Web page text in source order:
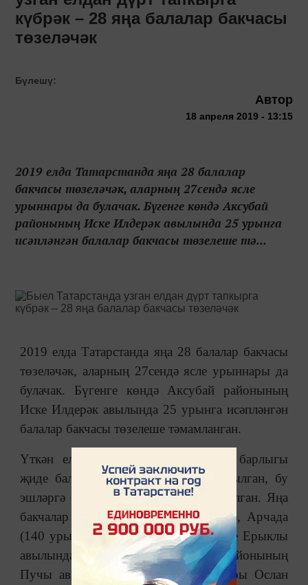
күбрәк – 28 яңа балалар бакчасы
төзеләчәк
Бүлешү:
Автор
18 апреля 2019 - 13:15
2019 елда Татарстанда яңа 28 балалар
бакчасы төзеләчәк, аларның 27сендә ясле
урыннары да булачак. Бүгенге көндә Аксубай
районының Иске Илдерәк авылында 25 урынга
исәпләнгән балалар бакчасы төзелеше тә...
2019 елда Татарстанда яңа 28 балалар бакчасы
төзеләчәк, аларның 27сендә ясле урыннары да
булачак. Бүгенге көндә Аксубай районының
Иске Илдерәк авылында 25 урынга исәпләнгән
балалар бакчасы төзелеше тәмамланган.
Үткән ел Татарстанда 785 урынга барлыгы
җиде балалар бакчасы сафка бастырылган, бу
эшләргә 674 миллион сум акча тотылган. Яңа
бакчалар Түбән Камада (260 урынга), Арчада
(140 урынга), Тукай районының Иске Ерыклы
авылында (140 урынга), Актаныш районының
Пучы авылында (120 урынга), Югары Ослан